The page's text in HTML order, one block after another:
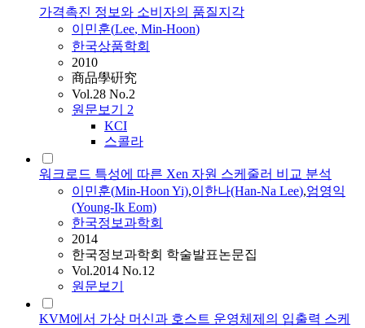
가격촉진 정보와 소비자의 품질지각
이민훈(Lee, Min-Hoon)
한국상품학회
2010
商品學硏究
Vol.28 No.2
원문보기 2
KCI
스콜라
워크로드 특성에 따른 Xen 자원 스케줄러 비교 분석
이민훈(Min-HoonYi),이한나(Han-Na Lee),엄영익
(Young-Ik Eom)
한국정보과학회
2014
한국정보과학회 학술발표논문집
Vol.2014 No.12
원문보기
KVM에서 가상 머신과 호스트 운영체제의 입출력 스케